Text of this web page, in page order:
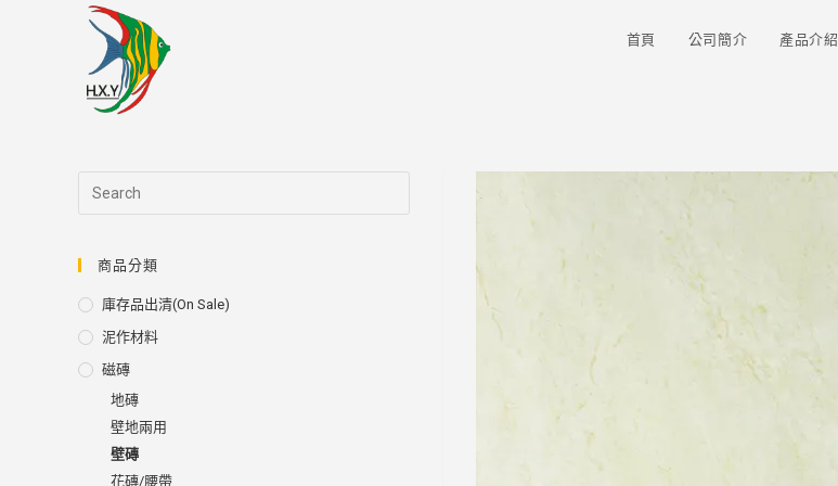
首頁 公司簡介 產品介紹
商品分類
庫存品出清(on Sale)
泥作材料
磁磚
地磚
壁地兩用
壁磚
花磚/腰帶